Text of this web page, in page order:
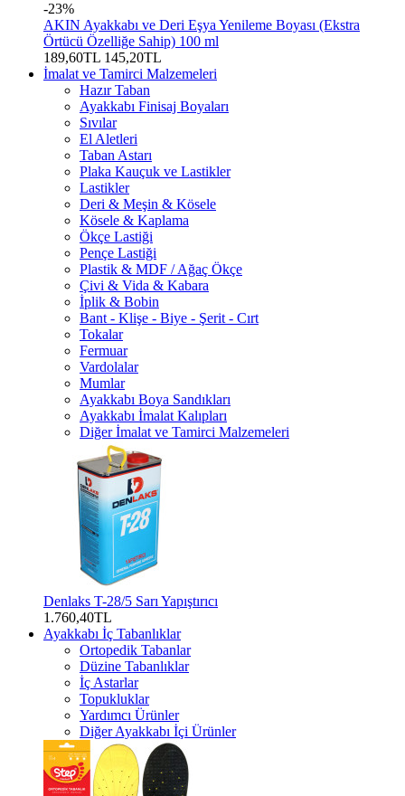
-23%
AKIN Ayakkabı ve Deri Eşya Yenileme Boyası (Ekstra
Örtücü Özelliğe Sahip) 100 ml
189,60TL 145,20TL
İmalat ve Tamirci Malzemeleri
Hazır Taban
Ayakkabı Finisaj Boyaları
Sıvılar
El Aletleri
Taban Astarı
Plaka Kauçuk ve Lastikler
Lastikler
Deri & Meşin & Kösele
Kösele & Kaplama
Ökçe Lastiği
Pençe Lastiği
Plastik & MDF / Ağaç Ökçe
Çivi & Vida & Kabara
İplik & Bobin
Bant - Klişe - Biye - Şerit - Cırt
Tokalar
Fermuar
Vardolalar
Mumlar
Ayakkabı Boya Sandıkları
Ayakkabı İmalat Kalıpları
Diğer İmalat ve Tamirci Malzemeleri
Denlaks T-28/5 Sarı Yapıştırıcı
1.760,40TL
Ayakkabı İç Tabanlıklar
Ortopedik Tabanlar
Düzine Tabanlıklar
İç Astarlar
Topukluklar
Yardımcı Ürünler
Diğer Ayakkabı İçi Ürünler